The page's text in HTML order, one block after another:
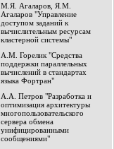
М.Я. Агаларов, Я.М.
Агаларов "Управление
доступом заданий к
вычислительным ресурсам
кластерной системы"
А.М. Горелик "Средства
поддержки параллельных
вычислений в стандартах
языка Фортран"
А.А. Петров "Разработка и
оптимизация архитектуры
многопользовательского
сервера обмена
унифицированными
сообщениями"